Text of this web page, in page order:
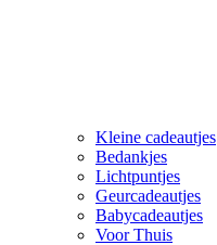
Kleine cadeautjes
Bedankjes
Lichtpuntjes
Geurcadeautjes
Babycadeautjes
Voor Thuis